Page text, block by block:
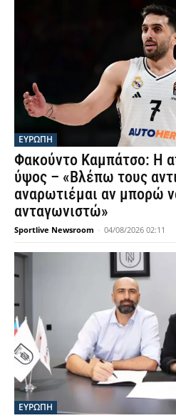
ΕΥΡΩΠΗ
Φακούντο Καμπάτσο: Η
ύψος – «Βλέπω τους
αναρωτιέμαι αν μπορώ
ανταγωνιστώ»
Sportlive Newsroom - 04/08/2026 02:11
ΕΥΡΩΠΗ